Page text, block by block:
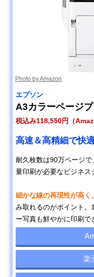
Photo by Amazon
エプソン
A3カラーページ
税込み118,550円（
高速＆高精細で快
耐久枚数は90万ページ
量印刷が必要なビジネス
細かな線の再現性が高く
み取れるのがポイント。
ー写真も鮮やかに印刷で
楽